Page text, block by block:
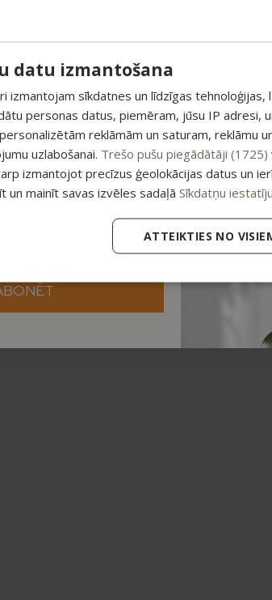
datu izmantošana
izmantojam sīkdatnes un līdzīgas tehnoloģijas,
personas datus, piemēram, jūsu IP adresi,
reklāmām un saturam, reklāmu
uzlabošanai. Trešo pušu piegādātāji (1725)
izmantojot precīzus ģeolokācijas datus un
un mainīt savas izvēles sadaļā Sīkdatņu
ATTEIKTIES NO
un saņem īpašu
pasūtījumam.
piedāvājumiem